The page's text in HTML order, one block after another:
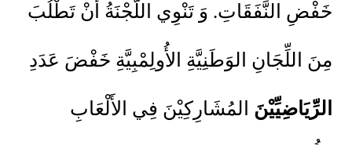
خَفْضِ النَّفَقَاتِ. وَ تَنْوِي اللَّجْنَةُ أَنْ تَطْلُبَ
مِنَ اللِّجَانِ الوَطَنِيَّةِ الأُولِمْبِيَّةِ خَفْضَ عَدَدِ
الرِّيَاضِيِّيْنَ المُشَارِكِيْنَ فِي الأَلْعَابِ